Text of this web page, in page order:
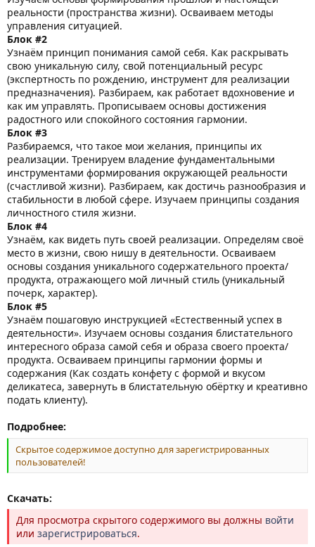
реальности (пространства жизни). Осваиваем методы
управления ситуацией.
Блок #2
Узнаём принцип понимания самой себя. Как раскрывать
свою уникальную силу, свой потенциальный ресурс
(экспертность по рождению, инструмент для реализации
предназначения). Разбираем, как работает вдохновение и
как им управлять. Прописываем основы достижения
радостного или спокойного состояния гармонии.
Блок #3
Разбираемся, что такое мои желания, принципы их
реализации. Тренируем владение фундаментальными
инструментами формирования окружающей реальности
(счастливой жизни). Разбираем, как достичь разнообразия и
стабильности в любой сфере. Изучаем принципы создания
личностного стиля жизни.
Блок #4
Узнаём, как видеть путь своей реализации. Определям своё
место в жизни, свою нишу в деятельности. Осваиваем
основы создания уникального содержательного проекта/
продукта, отражающего мой личный стиль (уникальный
почерк, характер).
Блок #5
Узнаём пошаговую инструкцией «Естественный успех в
деятельности». Изучаем основы создания блистательного
интересного образа самой себя и образа своего проекта/
продукта. Осваиваем принципы гармонии формы и
содержания (Как создать конфету с формой и вкусом
деликатеса, завернуть в блистательную обёртку и креативно
подать клиенту).
Подробнее:
Скрытое содержимое доступно для зарегистрированных
пользователей!
Скачать:
Для просмотра скрытого содержимого вы должны войти
или зарегистрироваться.